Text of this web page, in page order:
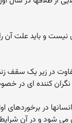
و باید علت آن
در زیر یک سقف
نگران کننده ای در
در برخوردهای
می شود و در آن